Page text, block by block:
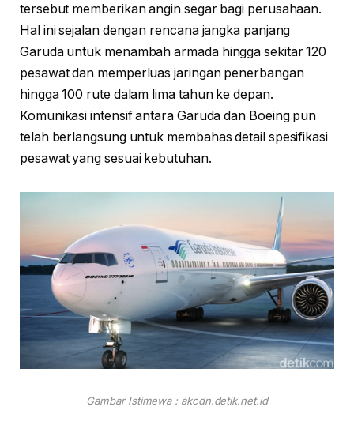
tersebut memberikan angin segar bagi perusahaan.
Hal ini sejalan dengan rencana jangka panjang
Garuda untuk menambah armada hingga sekitar 120
pesawat dan memperluas jaringan penerbangan
hingga 100 rute dalam lima tahun ke depan.
Komunikasi intensif antara Garuda dan Boeing pun
telah berlangsung untuk membahas detail spesifikasi
pesawat yang sesuai kebutuhan.
Gambar Istimewa : akcdn.detik.net.id